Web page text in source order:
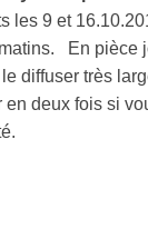
les 9 et
En pièce
diffuser très
deux fois si